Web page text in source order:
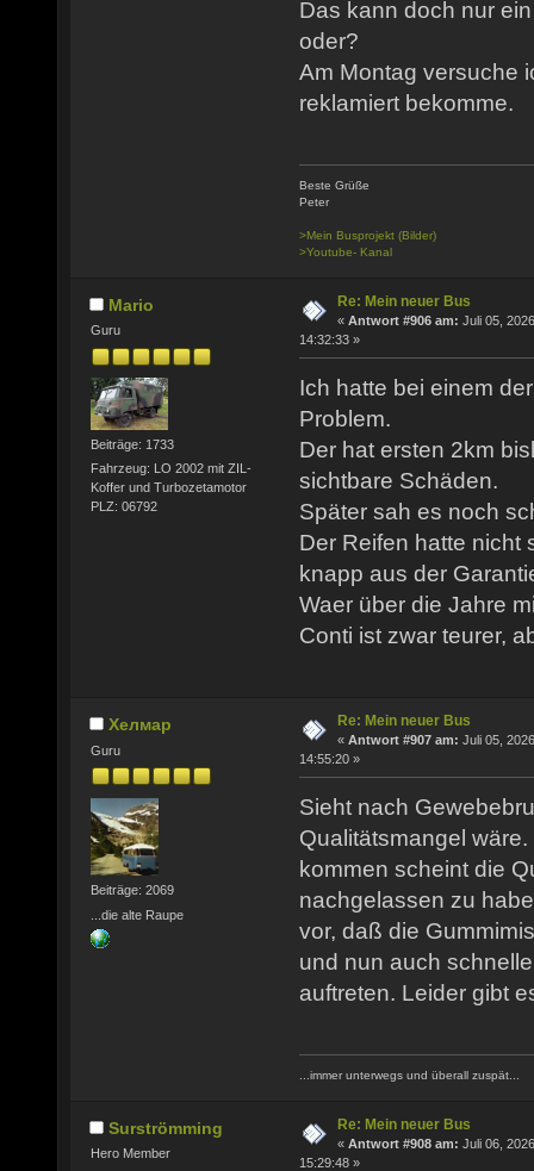
Das kann doch nur
oder?
Am Montag versuche
reklamiert bekomme.
Beste Grüße
Peter
>Mein Busprojekt (Bilder)
>Youtube- Kanal
Mario
Guru
Beiträge: 1733
Fahrzeug: LO 2002 mit ZIL-
Koffer und Turbozetamotor
PLZ: 06792
Re: Mein neuer Bus
« Antwort #906 am: Juli 05,
14:32:33 »
Ich hatte bei einem
Problem.
Der hat ersten 2km
sichtbare Schäden.
Später sah es noch
Der Reifen hatte nicht
knapp aus der
Waer über die Jahre
Conti ist zwar teurer,
Хелмар
Guru
Beiträge: 2069
...die alte Raupe
Re: Mein neuer Bus
« Antwort #907 am: Juli 05,
14:55:20 »
Sieht nach
Qualitätsmangel
kommen scheint die
nachgelassen zu
vor, daß die
und nun auch
auftreten. Leider gibt
...immer unterwegs und überall zuspät...
Surströmming
Hero Member
Re: Mein neuer Bus
« Antwort #908 am: Juli 06,
15:29:48 »